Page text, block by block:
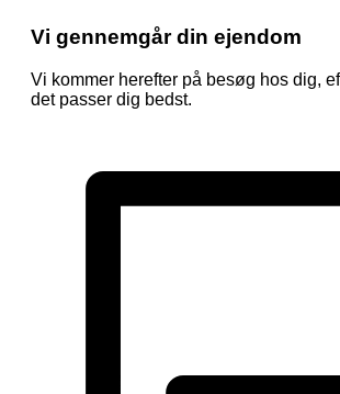
Vi gennemgår din ejendom
Vi kommer herefter på besøg hos dig,
det passer dig bedst.